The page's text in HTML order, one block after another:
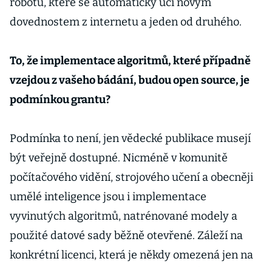
dovednostem z internetu a jeden od druhého.
To, že implementace algoritmů, které případně
vzejdou z vašeho bádání, budou open source, je
podmínkou grantu?
Podmínka to není, jen vědecké publikace musejí
být veřejně dostupné. Nicméně v komunitě
počítačového vidění, strojového učení a obecněji
umělé inteligence jsou i implementace
vyvinutých algoritmů, natrénované modely a
použité datové sady běžně otevřené. Záleží na
konkrétní licenci, která je někdy omezená jen na